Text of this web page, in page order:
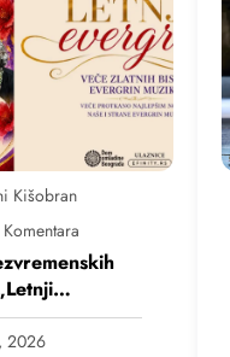
Kišobran
u Domu
Beograda
2026